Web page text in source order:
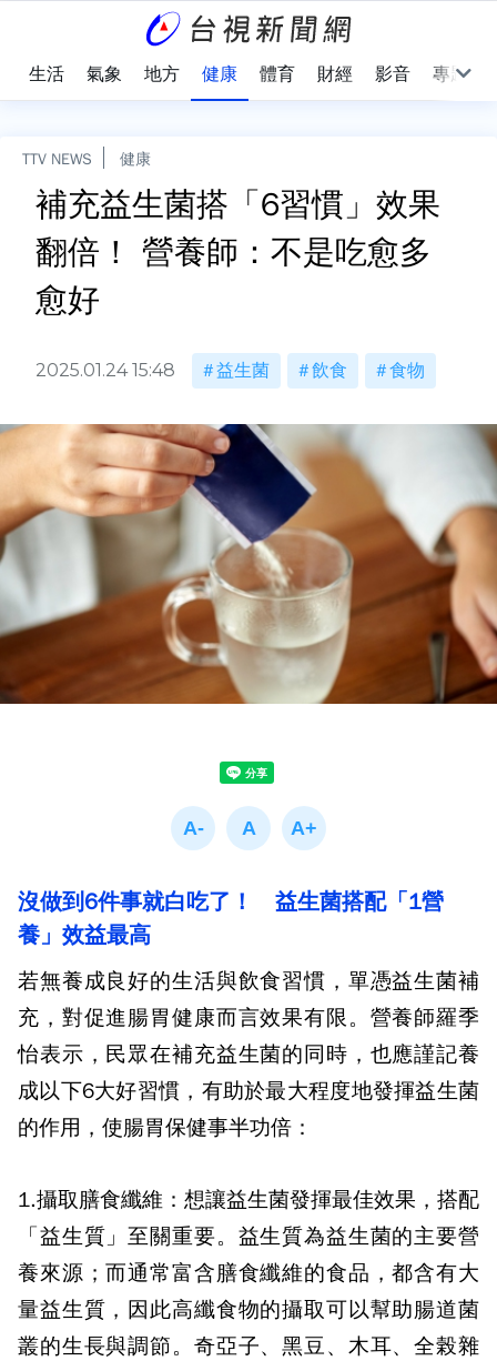
生活 氣象 地方 健康 體育 財經 影音 專題
TTV NEWS 健康
補充益生菌搭「6習慣」效果
翻倍！ 營養師：不是吃愈多
愈好
2025.01.24 15:48 益生菌 飲食 食物
沒做到6件事就白吃了！ 益生菌搭配「1營
養」效益最高
若無養成良好的生活與飲食習慣，單憑益生菌補
充，對促進腸胃健康而言效果有限。營養師羅季
怡表示，民眾在補充益生菌的同時，也應謹記養
成以下6大好習慣，有助於最大程度地發揮益生菌
的作用，使腸胃保健事半功倍：
1.攝取膳食纖維： 想讓益生菌發揮最佳效果，搭配
「益生質」至關重要。益生質為益生菌的主要營
養來源；而通常富含膳食纖維的食品，都含有大
量益生質，因此高纖食物的攝取可以幫助腸道菌
叢的生長與調節。奇亞子、黑豆、木耳、全榖雜